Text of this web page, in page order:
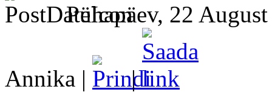
Pühapäev, 22
Annika | |